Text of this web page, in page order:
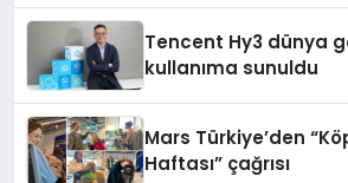
Tencent Hy3 dünya
kullanıma sunuldu
Mars Türkiye’den
Haftası” çağrısı